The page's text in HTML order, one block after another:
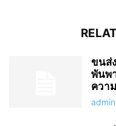
ขนส่
พันพ
ควา
admin